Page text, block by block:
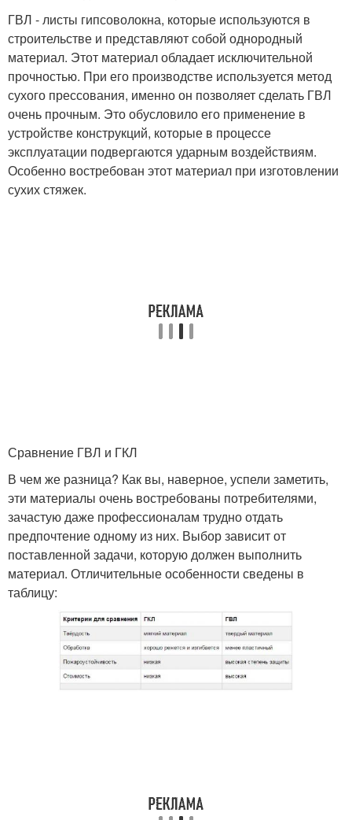
ГВЛ - листы гипсоволокна, которые используются в
строительстве и представляют собой однородный
материал. Этот материал обладает исключительной
прочностью. При его производстве используется метод
сухого прессования, именно он позволяет сделать ГВЛ
очень прочным. Это обусловило его применение в
устройстве конструкций, которые в процессе
эксплуатации подвергаются ударным воздействиям.
Особенно востребован этот материал при изготовлении
сухих стяжек.
Сравнение ГВЛ и ГКЛ
В чем же разница? Как вы, наверное, успели заметить,
эти материалы очень востребованы потребителями,
зачастую даже профессионалам трудно отдать
предпочтение одному из них. Выбор зависит от
поставленной задачи, которую должен выполнить
материал. Отличительные особенности сведены в
таблицу: